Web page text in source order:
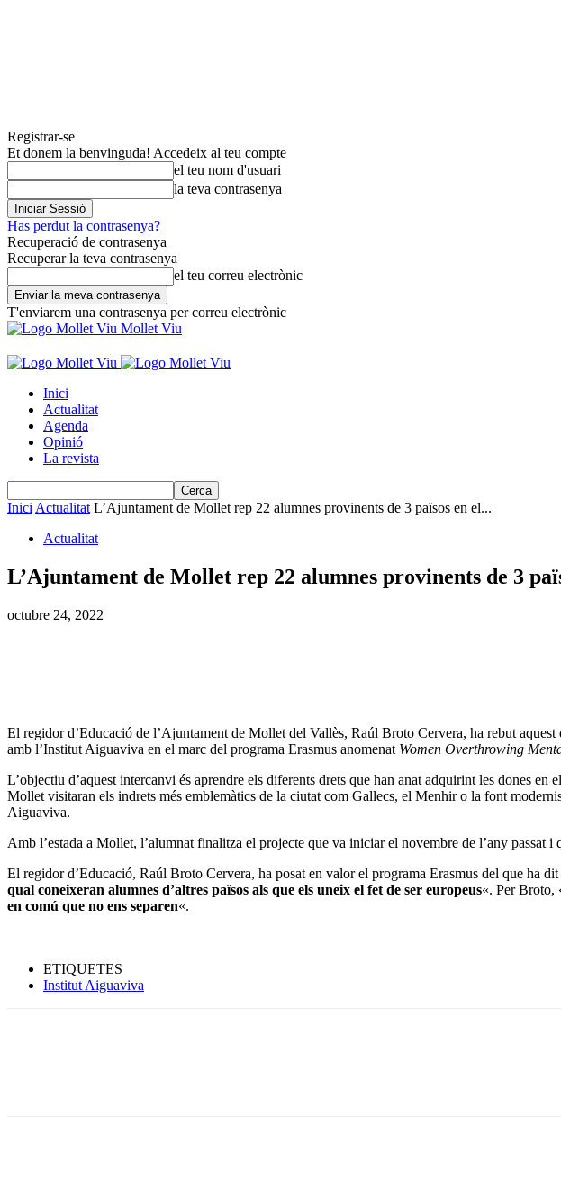
Registrar-se
Et donem la benvinguda! Accedeix al teu compte
el teu nom d'usuari
la teva contrasenya
Has perdut la contrasenya?
Recuperació de contrasenya
Recuperar la teva contrasenya
el teu correu electrònic
T'enviarem una contrasenya per correu electrònic
Mollet Viu
Inici
Actualitat
Agenda
Opinió
La revista
Inici Actualitat L’Ajuntament de Mollet rep 22 alumnes provinents de 3 països en el...
Actualitat
L’Ajuntament de Mollet rep 22 alumnes provinents de 3
octubre 24, 2022
El regidor d’Educació de l’Ajuntament de Mollet del Vallès, Raúl Broto Cervera, ha rebut
amb l’Institut Aiguaviva en el marc del programa Erasmus anomenat Women Overthrowing
L’objectiu d’aquest intercanvi és aprendre els diferents drets que han anat adquirint les dones
Mollet visitaran els indrets més emblemàtics de la ciutat com Gallecs, el Menhir o la font
Aiguaviva.
Amb l’estada a Mollet, l’alumnat finalitza el projecte que va iniciar el novembre de l’any passat
El regidor d’Educació, Raúl Broto Cervera, ha posat en valor el programa Erasmus del que ha
qual coneixeran alumnes d’altres països als que els uneix el fet de ser europeus«. Per Broto,
en comú que no ens separen«.
ETIQUETES
Institut Aiguaviva